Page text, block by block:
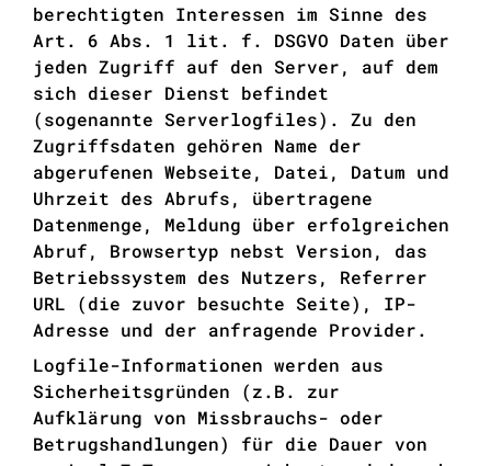
berechtigten Interessen im Sinne des
Art. 6 Abs. 1 lit. f. DSGVO Daten über
jeden Zugriff auf den Server, auf dem
sich dieser Dienst befindet
(sogenannte Serverlogfiles). Zu den
Zugriffsdaten gehören Name der
abgerufenen Webseite, Datei, Datum und
Uhrzeit des Abrufs, übertragene
Datenmenge, Meldung über erfolgreichen
Abruf, Browsertyp nebst Version, das
Betriebssystem des Nutzers, Referrer
URL (die zuvor besuchte Seite), IP-
Adresse und der anfragende Provider.
Logfile-Informationen werden aus
Sicherheitsgründen (z.B. zur
Aufklärung von Missbrauchs- oder
Betrugshandlungen) für die Dauer von